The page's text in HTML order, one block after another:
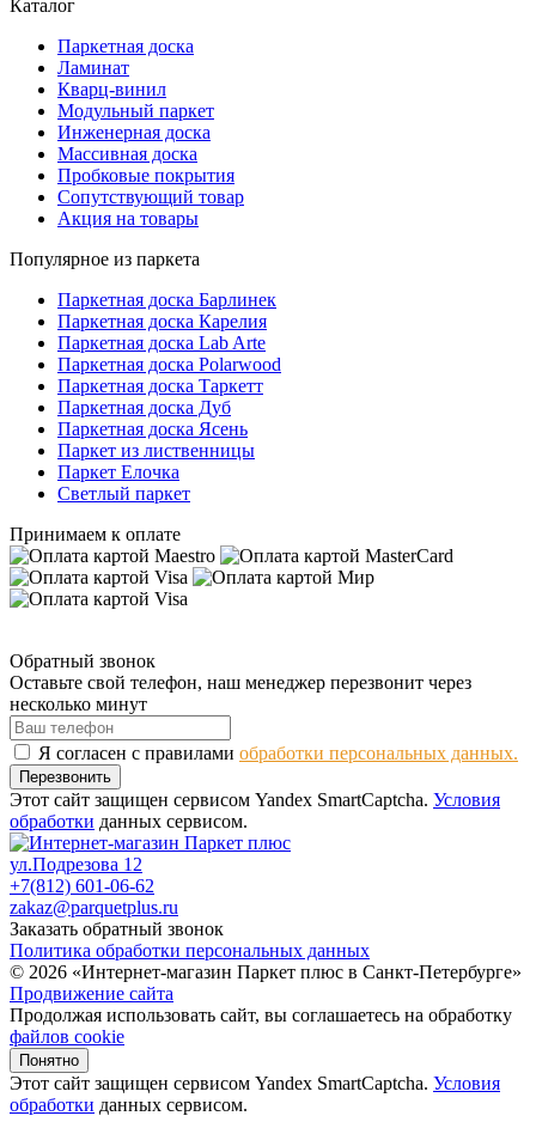
Каталог
Паркетная доска
Ламинат
Кварц-винил
Модульный паркет
Инженерная доска
Массивная доска
Пробковые покрытия
Сопутствующий товар
Акция на товары
Популярное из паркета
Паркетная доска Барлинек
Паркетная доска Карелия
Паркетная доска Lab Arte
Паркетная доска Polarwood
Паркетная доска Таркетт
Паркетная доска Дуб
Паркетная доска Ясень
Паркет из лиственницы
Паркет Елочка
Светлый паркет
Принимаем к оплате
Обратный звонок
Оставьте свой телефон, наш менеджер перезвонит через
несколько минут
Я согласен с правилами обработки персональных данных.
Перезвонить
Этот сайт защищен сервисом Yandex SmartCaptcha. Условия
обработки данных сервисом.
ул.Подрезова 12
+7(812) 601-06-62
zakaz@parquetplus.ru
Заказать обратный звонок
Политика обработки персональных данных
© 2026 «Интернет-магазин Паркет плюс в Санкт-Петербурге»
Продвижение сайта
Продолжая использовать сайт, вы соглашаетесь на обработку
файлов cookie
Понятно
Этот сайт защищен сервисом Yandex SmartCaptcha. Условия
обработки данных сервисом.